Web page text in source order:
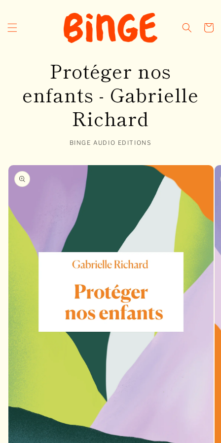
contenu
Panier
Protéger nos
enfants - Gabrielle
Richard
BINGE AUDIO EDITIONS
Passer aux
informations
produits